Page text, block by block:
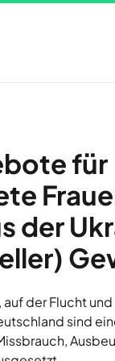
für
der
auf der Flucht
sind